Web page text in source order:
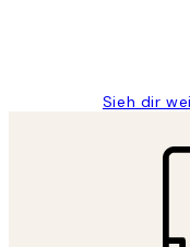
Sieh dir